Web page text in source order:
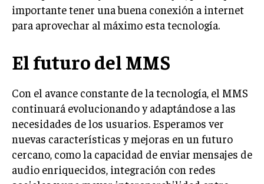
importante tener una buena conexión a internet
para aprovechar al máximo esta tecnología.
El futuro del MMS
Con el avance constante de la tecnología, el MMS
continuará evolucionando y adaptándose a las
necesidades de los usuarios. Esperamos ver
nuevas características y mejoras en un futuro
cercano, como la capacidad de enviar mensajes de
audio enriquecidos, integración con redes